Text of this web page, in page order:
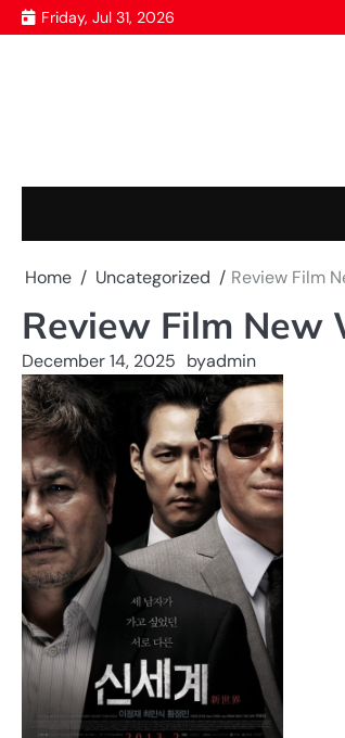
Skip
to
Friday, Jul 31, 2026
Home Uncategorized Review Film
Review Film New
December 14, 2025 byadmin